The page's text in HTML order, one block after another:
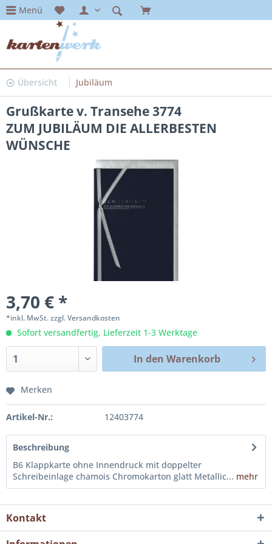
Menü
Übersicht Jubiläum
Grußkarte v. Transehe 3774
ZUM JUBILÄUM DIE ALLERBESTEN
WÜNSCHE
3,70 € *
*inkl. MwSt.zzgl. Versandkosten
Sofort versandfertig, Lieferzeit 1-3 Werktage
In den Warenkorb
Merken
Artikel-Nr.: 12403774
Beschreibung
B6 Klappkarte ohne Innendruck mit doppelter
Schreibeinlage chamois Chromokarton glatt Metallic... mehr
Kontakt